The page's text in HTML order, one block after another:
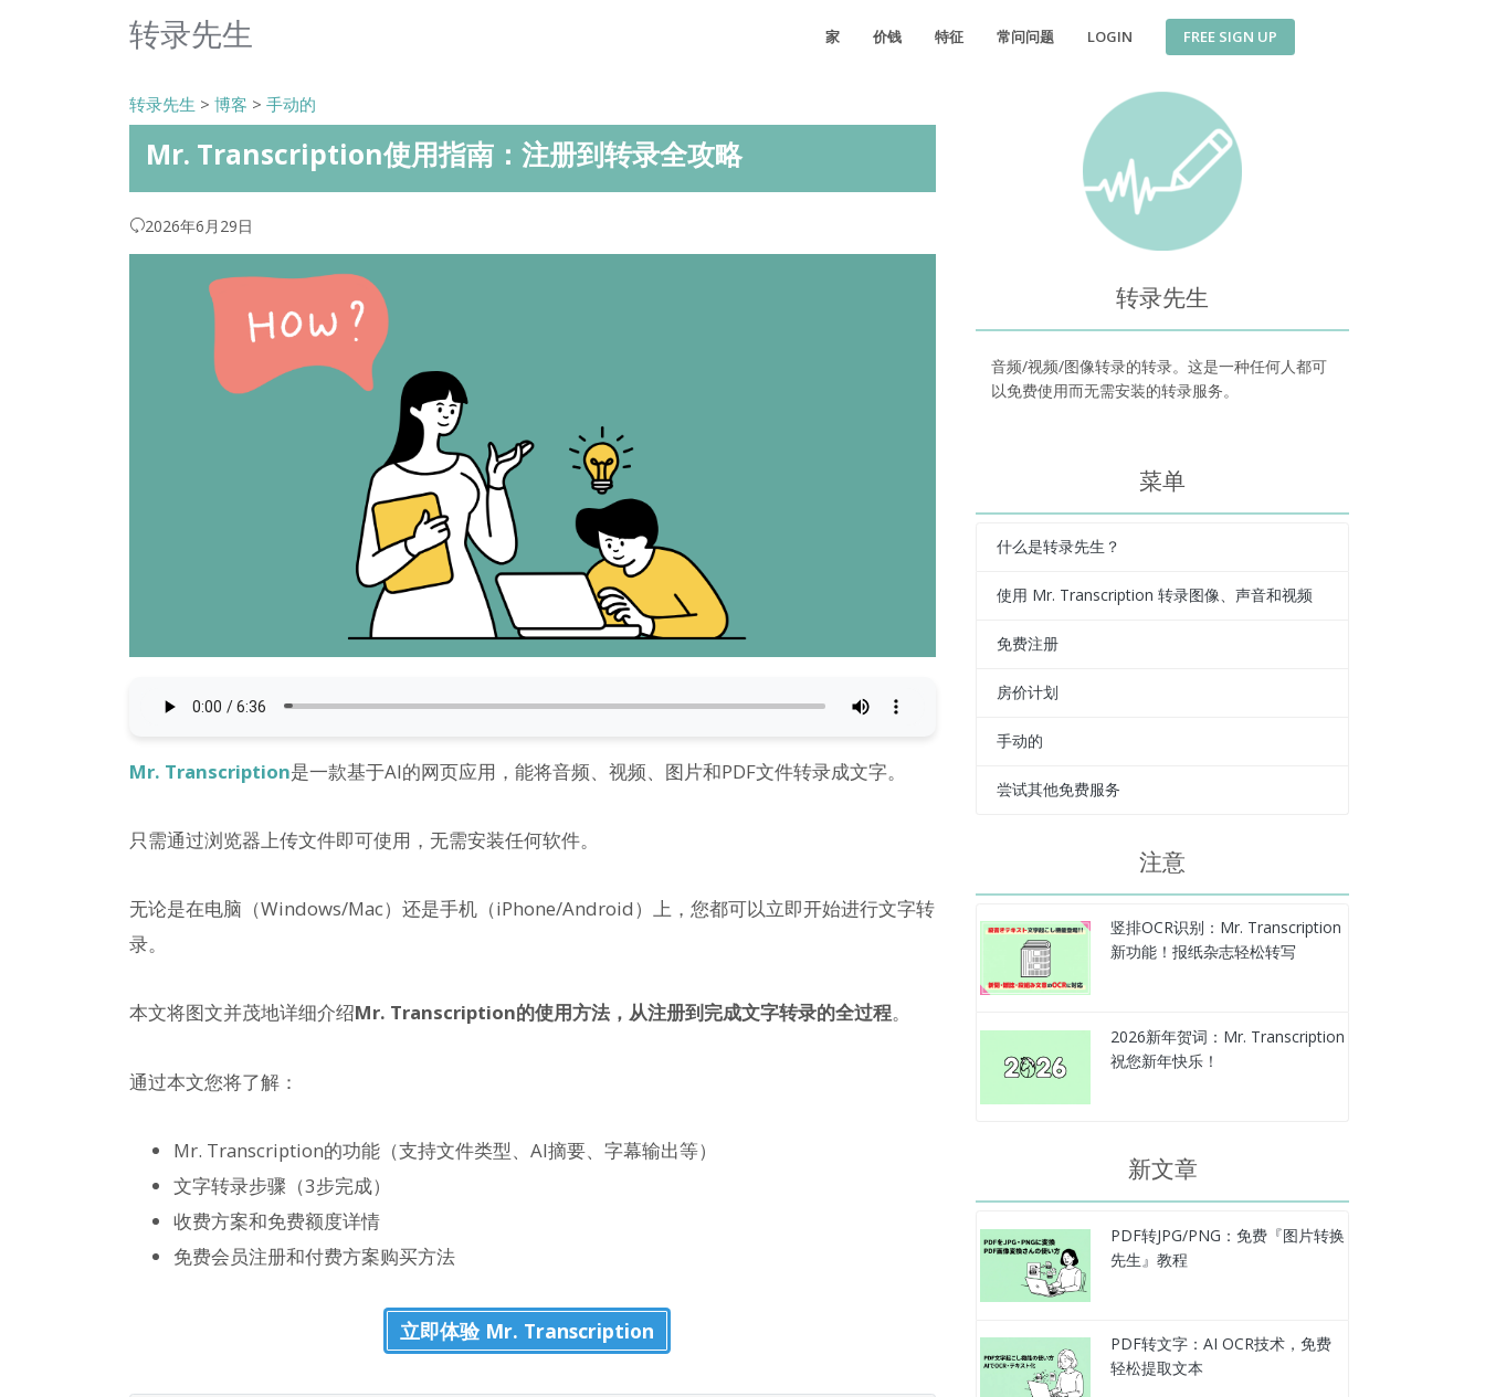
转录先生 家 价钱 特征 常问问题 LOGIN FREE SIGN UP
转录先生 > 博客 > 手动的
Mr. Transcription使用指南：注册到转录全攻略
2026年6月29日
Mr. Transcription是一款基于AI的网页应用，能将音频、视频、图片和PDF文件转录成文字。
只需通过浏览器上传文件即可使用，无需安装任何软件。
无论是在电脑（Windows/Mac）还是手机（iPhone/Android）上，您都可以立即开始进行文字转
录。
本文将图文并茂地详细介绍Mr. Transcription的使用方法，从注册到完成文字转录的全过程。
通过本文您将了解：
Mr. Transcription的功能（支持文件类型、AI摘要、字幕输出等）
文字转录步骤（3步完成）
收费方案和免费额度详情
免费会员注册和付费方案购买方法
立即体验 Mr. Transcription
转录先生
音频/视频/图像转录的转录。这是一种任何人都可
以免费使用而无需安装的转录服务。
菜单
什么是转录先生？
使用 Mr. Transcription 转录图像、声音和视频
免费注册
房价计划
手动的
尝试其他免费服务
注意
竖排OCR识别：Mr. Transcription
新功能！报纸杂志轻松转写
2026新年贺词：Mr. Transcription
祝您新年快乐！
新文章
PDF转JPG/PNG：免费『图片转换
先生』教程
PDF转文字：AI OCR技术，免费
轻松提取文本